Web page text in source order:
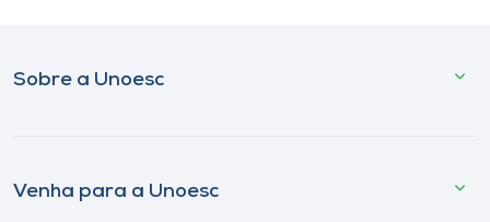
Sobre a Unoesc
Venha para a Unoesc